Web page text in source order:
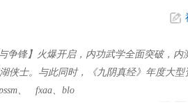
锋】火爆开启，内功武学全面突破，内
侠士。与此同时，《九阴真经》年度大型
、 fxaa、blo